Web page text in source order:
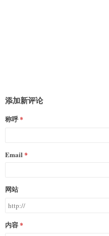
添加新评论
称呼
Email
网站
内容